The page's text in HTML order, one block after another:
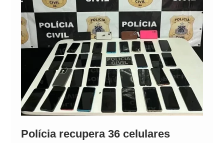
Polícia recupera 36 celulares